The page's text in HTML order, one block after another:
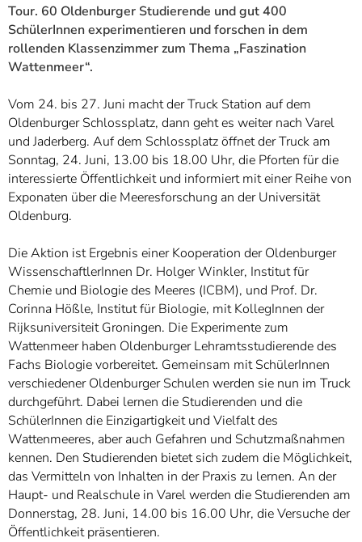
]
Informationen zur
Barrierefreiheit
Tour. 60 Oldenburger Studierende und gut 400
SchülerInnen experimentieren und forschen in dem
rollenden Klassenzimmer zum Thema „Faszination
Wattenmeer“.
Vom 24. bis 27. Juni macht der Truck Station auf dem
Oldenburger Schlossplatz, dann geht es weiter nach Varel
und Jaderberg. Auf dem Schlossplatz öffnet der Truck am
Sonntag, 24. Juni, 13.00 bis 18.00 Uhr, die Pforten für die
interessierte Öffentlichkeit und informiert mit einer Reihe von
Exponaten über die Meeresforschung an der Universität
Oldenburg.
Die Aktion ist Ergebnis einer Kooperation der Oldenburger
WissenschaftlerInnen Dr. Holger Winkler, Institut für
Chemie und Biologie des Meeres (ICBM), und Prof. Dr.
Corinna Hößle, Institut für Biologie, mit KollegInnen der
Rijksuniversiteit Groningen. Die Experimente zum
Wattenmeer haben Oldenburger Lehramtsstudierende des
Fachs Biologie vorbereitet. Gemeinsam mit SchülerInnen
verschiedener Oldenburger Schulen werden sie nun im Truck
durchgeführt. Dabei lernen die Studierenden und die
SchülerInnen die Einzigartigkeit und Vielfalt des
Wattenmeeres, aber auch Gefahren und Schutzmaßnahmen
kennen. Den Studierenden bietet sich zudem die Möglichkeit,
das Vermitteln von Inhalten in der Praxis zu lernen. An der
Haupt- und Realschule in Varel werden die Studierenden am
Donnerstag, 28. Juni, 14.00 bis 16.00 Uhr, die Versuche der
Öffentlichkeit präsentieren.